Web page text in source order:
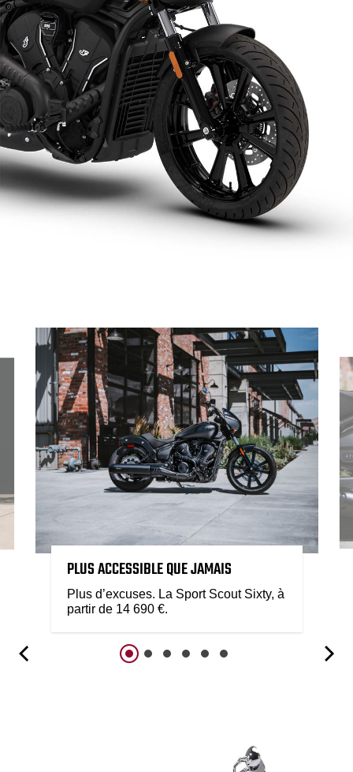
PLUS ACCESSIBLE QUE JAMAIS
Plus d’excuses. La Sport Scout Sixty, à
partir de 14 690 €.